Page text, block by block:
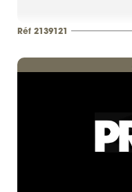
Réf 2139121